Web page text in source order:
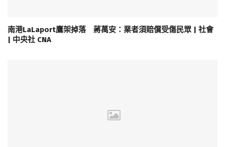
南港LaLaport鷹架掉落 蔣萬安：業者須賠償受傷民眾 | 社會
| 中央社 CNA